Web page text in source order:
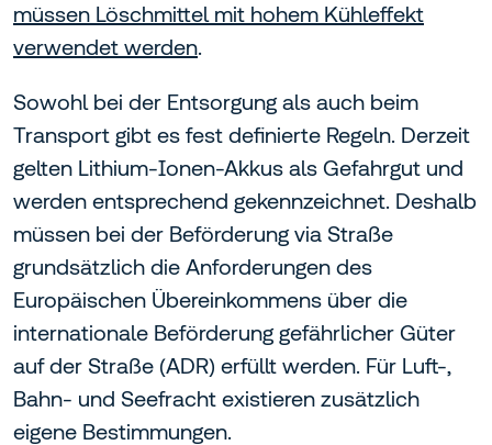
müssen Löschmittel mit hohem Kühleffekt
verwendet werden.
Sowohl bei der Entsorgung als auch beim
Transport gibt es fest definierte Regeln. Derzeit
gelten Lithium-Ionen-Akkus als Gefahrgut und
werden entsprechend gekennzeichnet. Deshalb
müssen bei der Beförderung via Straße
grundsätzlich die Anforderungen des
Europäischen Übereinkommens über die
internationale Beförderung gefährlicher Güter
auf der Straße (ADR) erfüllt werden. Für Luft-,
Bahn- und Seefracht existieren zusätzlich
eigene Bestimmungen.